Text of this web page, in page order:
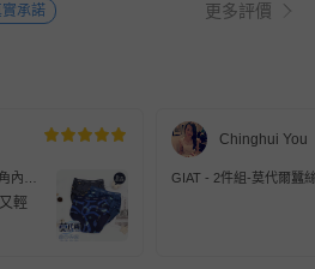
實承諾 更多評價
內褲-
輕
Chinghui You
GIAT - 2件組-莫代爾蠶